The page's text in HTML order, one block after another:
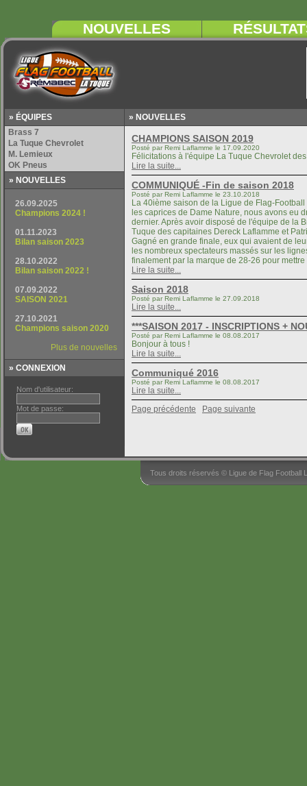
» ÉQUIPES » NOUVELLES
» NOUVELLES
» CONNEXION
Nom d'utilisateur:
Mot de passe:
La 40ième saison de la Ligue de Flag-
les caprices de Dame Nature, nous avons eu
dernier. Après avoir disposé de l'équipe de la
Tuque des capitaines Dereck Laflamme et
Gagné en grande finale, eux qui avaient de
les nombreux spectateurs massés sur les
Saison 2018
Bonjour à tous !
Tous droits réservés © Ligue de Flag